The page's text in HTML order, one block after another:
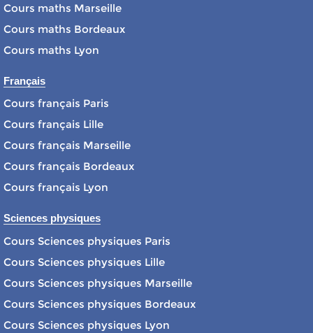
Cours maths Marseille
Cours maths Bordeaux
Cours maths Lyon
Français
Cours français Paris
Cours français Lille
Cours français Marseille
Cours français Bordeaux
Cours français Lyon
Sciences physiques
Cours Sciences physiques Paris
Cours Sciences physiques Lille
Cours Sciences physiques Marseille
Cours Sciences physiques Bordeaux
Cours Sciences physiques Lyon